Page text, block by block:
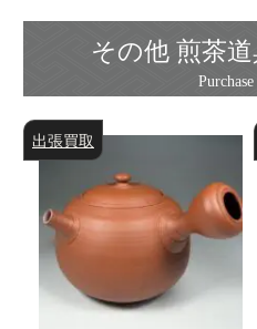
その他 煎茶
出張買取